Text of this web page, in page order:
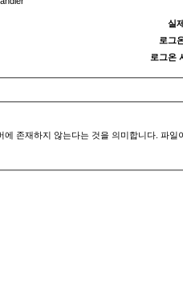
실
로그
로그온
에 존재하지 않는다는 것을 의미합니다. 파